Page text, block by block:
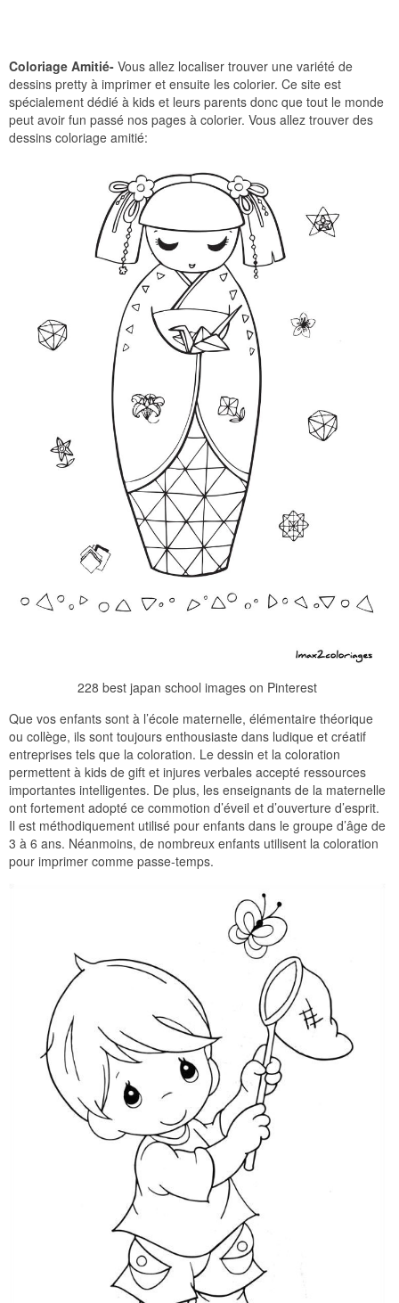
Coloriage Amitié- Vous allez localiser trouver une variété de
dessins pretty à imprimer et ensuite les colorier. Ce site est
spécialement dédié à kids et leurs parents donc que tout le monde
peut avoir fun passé nos pages à colorier. Vous allez trouver des
dessins coloriage amitié:
228 best japan school images on Pinterest
Que vos enfants sont à l’école maternelle, élémentaire théorique
ou collège, ils sont toujours enthousiaste dans ludique et créatif
entreprises tels que la coloration. Le dessin et la coloration
permettent à kids de gift et injures verbales accepté ressources
importantes intelligentes. De plus, les enseignants de la maternelle
ont fortement adopté ce commotion d’éveil et d’ouverture d’esprit.
Il est méthodiquement utilisé pour enfants dans le groupe d’âge de
3 à 6 ans. Néanmoins, de nombreux enfants utilisent la coloration
pour imprimer comme passe-temps.